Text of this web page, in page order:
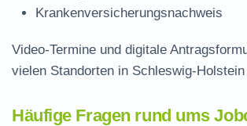
Krankenversicherungsnachweis
Video-Termine und digitale
vielen Standorten in Schleswig-
Häufige Fragen rund ums